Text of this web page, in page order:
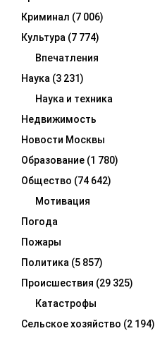
Криминал (7 006)
Культура (7 774)
Впечатления
Наука (3 231)
Наука и техника
Недвижимость
Новости Москвы
Образование (1 780)
Общество (74 642)
Мотивация
Погода
Пожары
Политика (5 857)
Происшествия (29 325)
Катастрофы
Сельское хозяйство (2 194)